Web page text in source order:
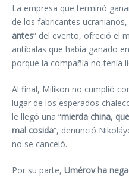
La empresa que terminó
de los fabricantes ucranianos,
antes” del evento, ofreció el
antibalas que había ganado
porque la compañía no tenía
Al final, Milikon no cumplió
lugar de los esperados
le llegó una “mierda china,
mal cosida“, denunció
no se canceló.
Por su parte, Umérov ha